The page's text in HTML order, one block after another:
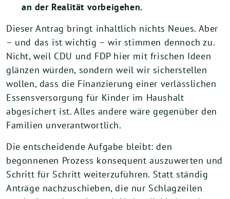
an der Realität vorbeigehen.
Dieser Antrag bringt inhaltlich nichts Neues. Aber
– und das ist wichtig – wir stimmen dennoch zu.
Nicht, weil CDU und FDP hier mit frischen Ideen
glänzen würden, sondern weil wir sicherstellen
wollen, dass die Finanzierung einer verlässlichen
Essensversorgung für Kinder im Haushalt
abgesichert ist. Alles andere wäre gegenüber den
Familien unverantwortlich.
Die entscheidende Aufgabe bleibt: den
begonnenen Prozess konsequent auszuwerten und
Schritt für Schritt weiterzuführen. Statt ständig
Anträge nachzuschieben, die nur Schlagzeilen